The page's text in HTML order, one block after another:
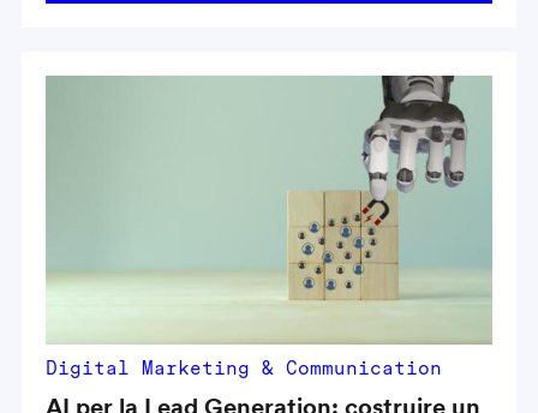
Digital Marketing & Communication
AI per la Lead Generation: costruire un